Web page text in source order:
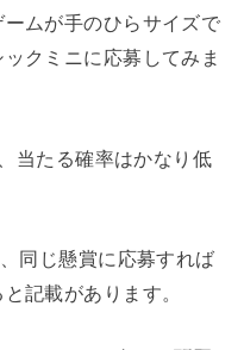
ムが手のひらサイズで
クミニに応募してみま
当たる確率はかなり低
同じ懸賞に応募すれば
記載があります。